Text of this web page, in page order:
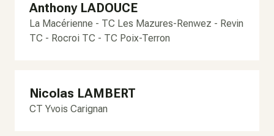
Anthony LADOUCE
La Macérienne - TC Les Mazures-Renwez - Revin
TC - Rocroi TC - TC Poix-Terron
Nicolas LAMBERT
CT Yvois Carignan